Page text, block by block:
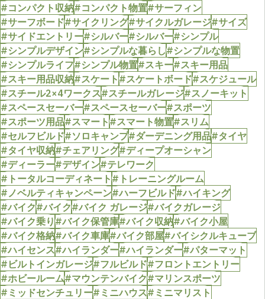
#コンパクト収納#コンパクト物置#サーフィン
#サーフボード#サイクリング#サイクルガレージ#サイズ
#サイドエントリー#シルバー#シルバー#シンプル
#シンプルデザイン#シンプルな暮らし#シンプルな物置
#シンプルライフ#シンプル物置#スキー#スキー用品
#スキー用品収納#スケート#スケートボード#スケジュール
#スチール2×4ワークス#スチールガレージ#スノーキット
#スペースセーバー#スペースセーバー#スポーツ
#スポーツ用品#スマート#スマート物置#スリム
#セルフビルド#ソロキャンプ#ダーデニング用品#タイヤ
#タイヤ収納#チェアリング#ディープオーシャン
#ディーラー#デザイン#テレワーク
#トータルコーディネート#トレーニングルーム
#ノベルティキャンペーン#ハーフビルド#ハイキング
#バイク#バイク#バイク ガレージ#バイクガレージ
#バイク乗り#バイク保管庫#バイク収納#バイク小屋
#バイク格納#バイク車庫#バイク部屋#バイシクルキューブ
#ハイセンス#ハイランダー#ハイランダー#パターマット
#ビルトインガレージ#フルビルド#フロントエントリー
#ホビールーム#マウンテンバイク#マリンスポーツ
#ミッドセンチュリー#ミニハウス#ミニマリスト